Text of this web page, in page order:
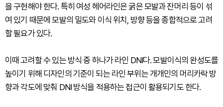
을 구현해야 한다. 특히 여성 헤어라인은 굵은 모발과 잔머리 등이 섞
여 있기 때문에 모발의 밀도와 이식 위치, 방향 등을 종합적으로 고려
할 필요가 있다.
이때 고려할 수 있는 방식 중 하나가 라인 DNI다. 모발이식의 완성도를
높이기 위해 디자인의 기준이 되는 라인 부위는 개개인의 머리카락 방
향과 각도에 맞춰 DNI 방식을 적용하는 접근이 활용되기도 한다.